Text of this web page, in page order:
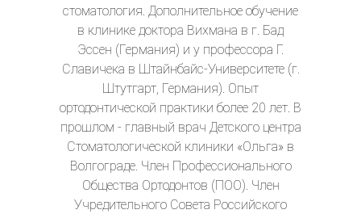
стоматология. Дополнительное обучение
в клинике доктора Вихмана в г. Бад
Эссен (Германия) и у профессора Г.
Славичека в Штайнбайс-Университете (г.
Штутгарт, Германия). Опыт
ортодонтической практики более 20 лет. В
прошлом - главный врач Детского центра
Стоматологической клиники «Ольга» в
Волгограде. Член Профессионального
Общества Ортодонтов (ПОО). Член
Учредительного Совета Российского